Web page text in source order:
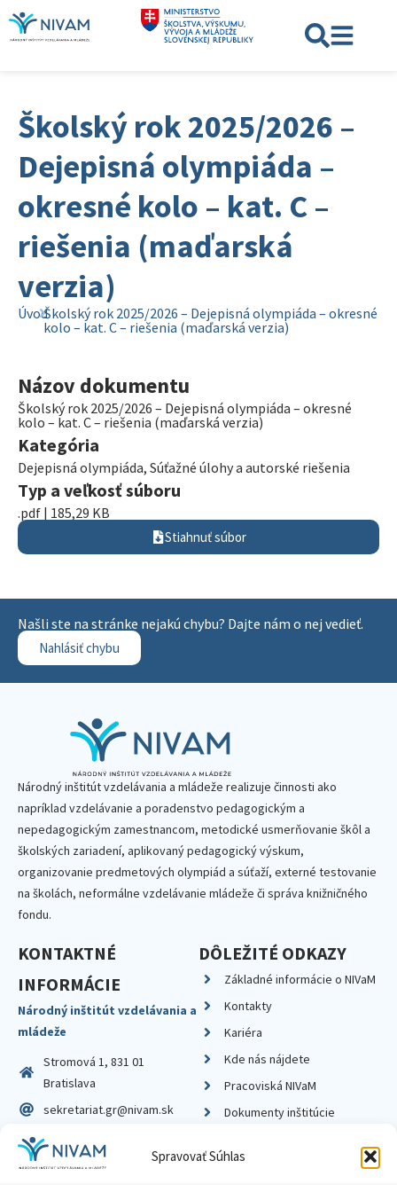
Spravovať Súhlas
Školský rok 2025/2026 –
Dejepisná olympiáda –
okresné kolo – kat. C –
riešenia (maďarská
verzia)
ÚvodŠkolský rok 2025/2026 – Dejepisná olympiáda – okresné
kolo – kat. C – riešenia (maďarská verzia)
Názov dokumentu
Školský rok 2025/2026 – Dejepisná olympiáda – okresné
kolo – kat. C – riešenia (maďarská verzia)
Kategória
Dejepisná olympiáda, Súťažné úlohy a autorské riešenia
Typ a veľkosť súboru
.pdf | 185,29 KB
Stiahnuť súbor
Našli ste na stránke nejakú chybu? Dajte nám o nej vedieť.
Nahlásiť chybu
Národný inštitút vzdelávania a mládeže realizuje činnosti ako
napríklad vzdelávanie a poradenstvo pedagogickým a
nepedagogickým zamestnancom, metodické usmerňovanie škôl a
školských zariadení, aplikovaný pedagogický výskum,
organizovanie predmetových olympiád a súťaží, externé testovanie
na školách, neformálne vzdelávanie mládeže či správa knižničného
fondu.
KONTAKTNÉ
INFORMÁCIE
Národný inštitút vzdelávania a
mládeže
Stromová 1, 831 01
Bratislava
sekretariat.gr@nivam.sk
IČO: 00164348
DIČ: 2020798714
DÔLEŽITÉ ODKAZY
Základné informácie o NIVaM
Kontakty
Kariéra
Kde nás nájdete
Pracoviská NIVaM
Dokumenty inštitúcie